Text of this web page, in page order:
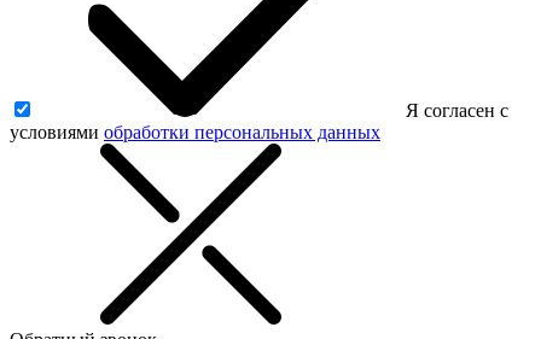
Я согласен с
условиями обработки персональных данных